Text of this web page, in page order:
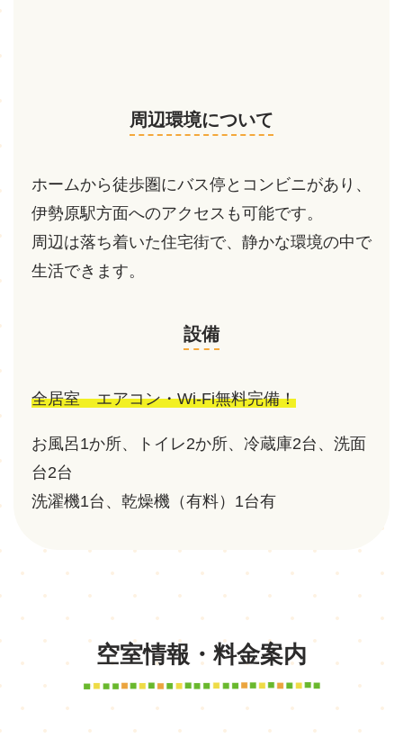
周辺環境について
ホームから徒歩圏にバス停とコンビニがあり、
伊勢原駅方面へのアクセスも可能です。
周辺は落ち着いた住宅街で、静かな環境の中で
生活できます。
設備
全居室 エアコン・Wi-Fi無料完備！
お風呂1か所、トイレ2か所、冷蔵庫2台、洗面
台2台
洗濯機1台、乾燥機（有料）1台有
空室情報・料金案内